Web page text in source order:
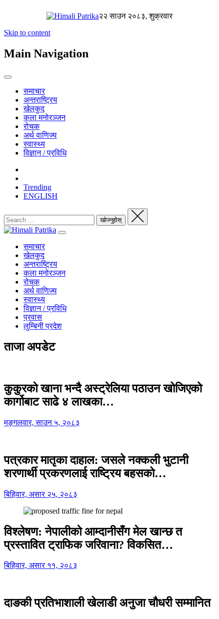
२२ साउन २०८३, शुक्रवार
Skip to content
Main Navigation
समाचार
अन्तराष्ट्रिय
खेलकुद
कला मनोरञ्जन
रोचक
अर्थ वाणिज्य
स्वास्थ्य
विज्ञान / प्रविधि
Trending
ENGLISH
समाचार
खेलकुद
अन्तराष्ट्रिय
कला मनोरञ्जन
रोचक
अर्थ वाणिज्य
स्वास्थ्य
विज्ञान / प्रविधि
प्रवास
लुम्बिनी प्रदेश
ताजा अपडेट
कुकुरको खाना भन्दै अस्ट्रेलिया पठाउन खोजिएको
कार्गोबाट साढे ४ लाखका…
मङ्गलवार, साउन ५, २०८३
पत्रकार मातृका दाहाल: जसले नक्कली भुटानी
शरणार्थी प्रकरणलाई राष्ट्रिय बहसको…
बिहिवार, असार २५, २०८३
विश्लेषण: नेपालीको आम्दानीसँग मेल खान्छ त
प्रस्तावित ट्राफिक जरिवाना? विकसित…
बिहिवार, असार ११, २०८३
दाङकी प्रतिभाशाली खेलाडी अनुजा चौधरी सम्मानित